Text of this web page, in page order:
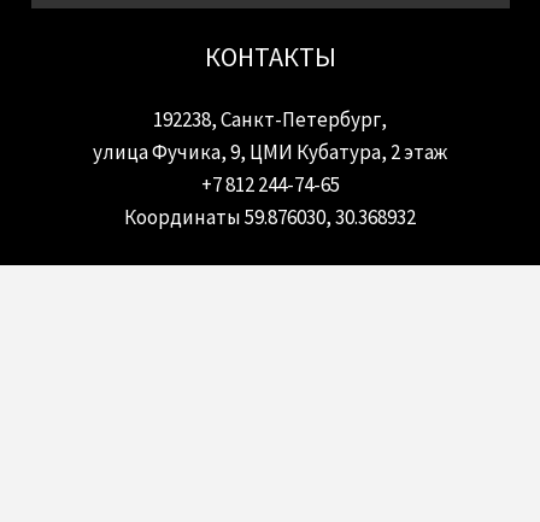
КОНТАКТЫ
192238, Санкт-Петербург,
улица Фучика, 9, ЦМИ Кубатура, 2 этаж
+7 812 244-74-65
Координаты 59.876030, 30.368932